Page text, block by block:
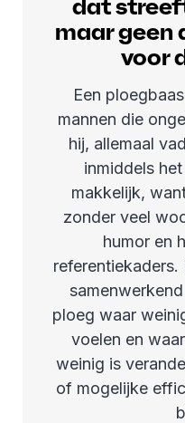
dat
maar geen
voor
Een
mannen die
hij, allemaal
inmiddels
makkelijk,
zonder veel
humor en
referentiekaders.
ploeg waar
voelen en
weinig is
of mogelijke